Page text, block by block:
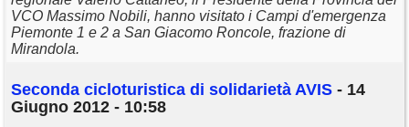
VCO Massimo Nobili, hanno visitato i Campi d'emergenza
Piemonte 1 e 2 a San Giacomo Roncole, frazione di
Mirandola.
Seconda cicloturistica di solidarietà AVIS - 14
Giugno 2012 - 10:58